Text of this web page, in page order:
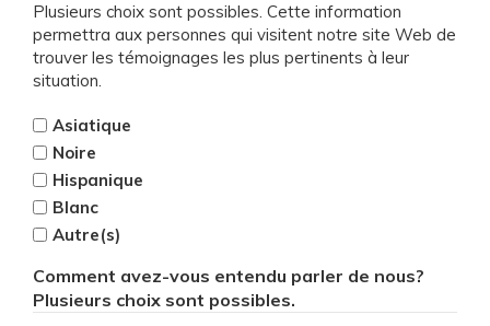
Plusieurs choix sont possibles. Cette information
permettra aux personnes qui visitent notre site Web de
trouver les témoignages les plus pertinents à leur
situation.
Asiatique
Noire
Hispanique
Blanc
Autre(s)
Comment avez-vous entendu parler de nous?
Plusieurs choix sont possibles.